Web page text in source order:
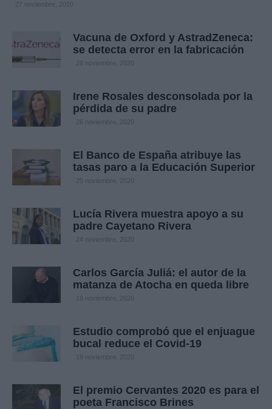
27 noviembre, 2020
Vacuna de Oxford y AstradZeneca:
se detecta error en la fabricación
26 noviembre, 2020
Irene Rosales desconsolada por la
pérdida de su padre
26 noviembre, 2020
El Banco de España atribuye las
tasas paro a la Educación Superior
25 noviembre, 2020
Lucía Rivera muestra apoyo a su
padre Cayetano Rivera
24 noviembre, 2020
Carlos García Juliá: el autor de la
matanza de Atocha en queda libre
19 noviembre, 2020
Estudio comprobó que el enjuague
bucal reduce el Covid-19
18 noviembre, 2020
El premio Cervantes 2020 es para el
poeta Francisco Brines